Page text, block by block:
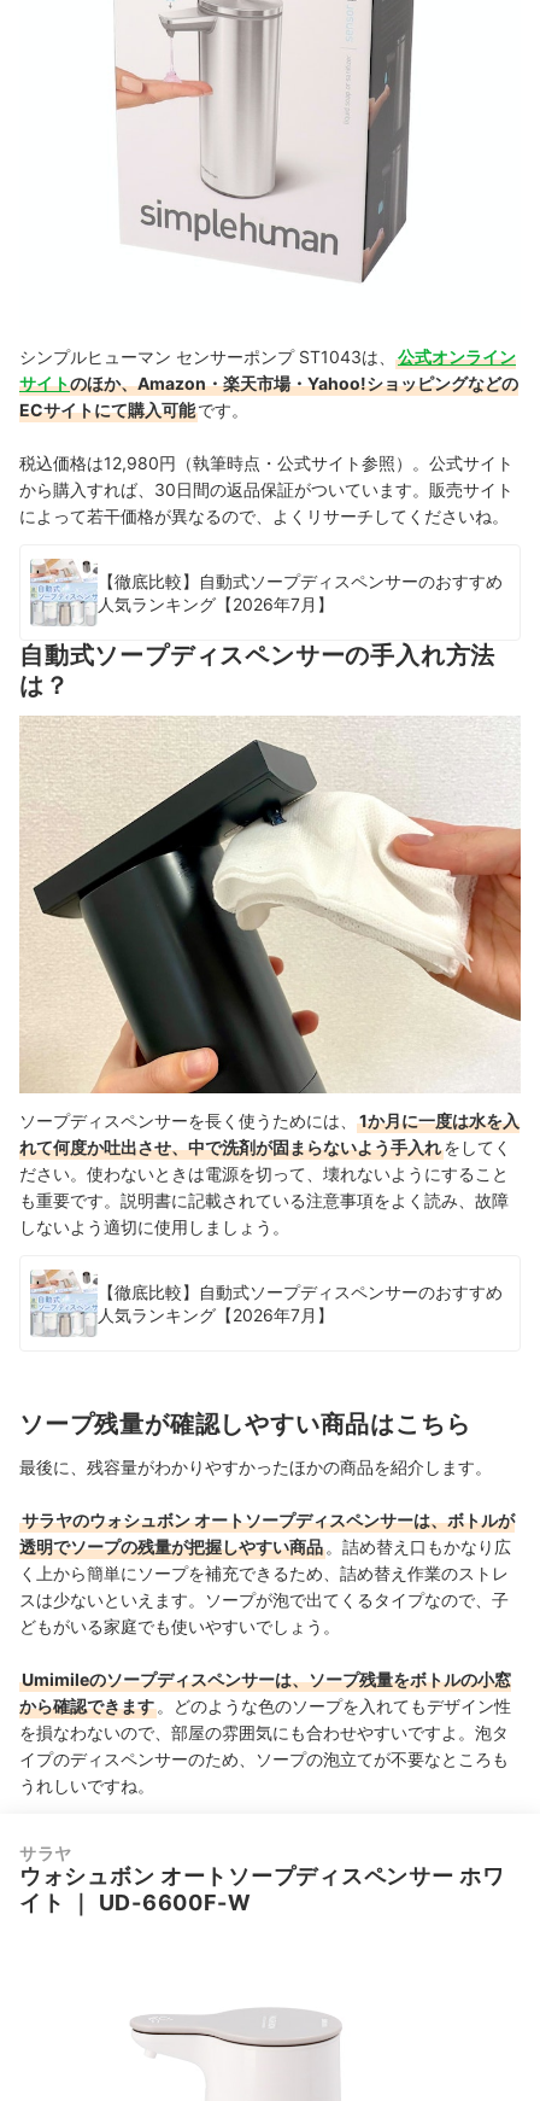
シンプルヒューマン センサーポンプ ST1043は、
公式オンライン
サイトのほか、Amazon・楽天市場・Yahoo!ショッピングなどの
ECサイトにて購入可能です。
税込価格は12,980円（執筆時点・公式サイト参照）。公式サイト
から購入すれば、30日間の返品保証がついています。 販売サイト
によって若干価格が異なるので、よくリサーチしてくださいね。
【徹底比較】自動式ソープディスペンサーのおすすめ
人気ランキング【2026年7月】
自動式ソープディスペンサーの手入れ方法
は？
ソープディスペンサーを長く使うためには、
1か月に一度は水を入
れて何度か吐出させ、中で洗剤が固まらないよう手入れをしてく
ださい。使わないときは電源を切って、壊れないようにすること
も重要です。説明書に記載されている注意事項をよく読み、故障
しないよう適切に使用しましょう。
【徹底比較】自動式ソープディスペンサーのおすすめ
人気ランキング【2026年7月】
ソープ残量が確認しやすい商品はこちら
最後に、残容量がわかりやすかったほかの商品を紹介します。
サラヤのウォシュボン オートソープディスペンサーは、ボトルが
透明でソープの残量が把握しやすい商品 。詰め替え口もかなり広
く上から簡単にソープを補充できるため、詰め替え作業のストレ
スは少ないといえます。ソープが泡で出てくるタイプなので、子
どもがいる家庭でも使いやすいでしょう。
Umimileのソープディスペンサーは、ソープ残量をボトルの小窓
から確認できます 。どのような色のソープを入れてもデザイン性
を損なわないので、部屋の雰囲気にも合わせやすいですよ。 泡タ
イプのディスペンサーのため、ソープの泡立てが不要なところも
うれしいですね。
サラヤ
ウォシュボン オートソープディスペンサー ホワ
イト
｜ UD-6600F-W